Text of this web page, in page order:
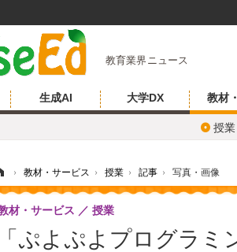
教育業界ニュース
生成AI 大学DX 教材
授業
› 教材・サービス › 授業 › 記事 › 写真・画像
「ぷよぷよプログラミ
材・サービス 授業